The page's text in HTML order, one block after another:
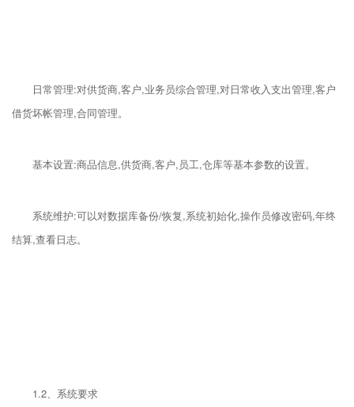
日常管理:对供货商,客户,业务员综合管理,对日常收入支出管理,客户
借货坏帐管理,合同管理。
基本设置:商品信息,供货商,客户,员工,仓库等基本参数的设置。
系统维护:可以对数据库备份/恢复,系统初始化,操作员修改密码,年终
结算,查看日志。
1.2、系统要求